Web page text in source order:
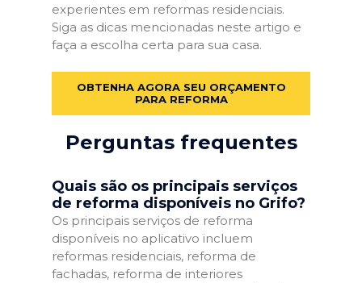
experientes em reformas residenciais.
Siga as dicas mencionadas neste artigo e
faça a escolha certa para sua casa.
OBTENHA AGORA SEU ORÇAMENTO
PARA REFORMA
Perguntas frequentes
Quais são os principais serviços
de reforma disponíveis no Grifo?
Os principais serviços de reforma
disponíveis no aplicativo incluem
reformas residenciais, reforma de
fachadas, reforma de interiores